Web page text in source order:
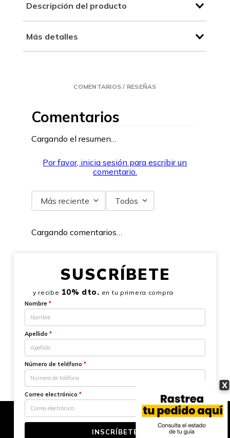
X
Descripción del producto
Más detalles
COMENTARIOS / RESEÑAS
Comentarios
Cargando el resumen…
Por favor, inicia sesión para escribir un
comentario.
Más reciente Todos
Cargando comentarios…
SUSCRÍBETE
y recibe 10% dto. en tu primera compra
Nombre *
Apellido *
Número de teléfono *
Correo electrónico *
INSCRÍBETE